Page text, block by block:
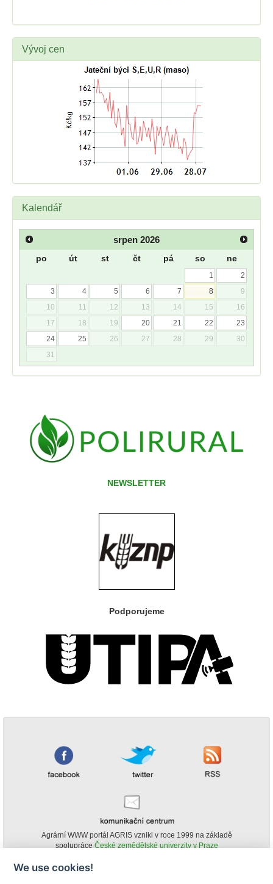
Vývoj cen
Kalendář
srpen 2026
po út st čt pá so ne
1
2
3
4 5 6 7 8
9
10
11 12 13 14 15
16
17
18 19 20 21 22
23
24
25 26 27 28 29
30
31
NEWSLETTER
Podporujeme
Agrární WWW portál AGRIS vznikl v roce 1999 na základě
spolupráce České zemědělské univerzity v Praze
We use cookies!